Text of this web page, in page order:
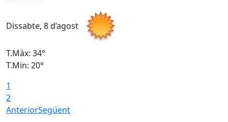
Dissabte, 8 d’agost
T.Màx: 34°
T.Min: 20°
1
2
AnteriorSegüent